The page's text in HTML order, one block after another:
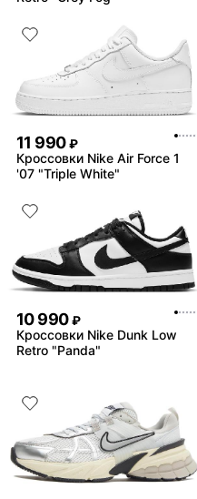
11 990 ₽
Кроссовки Nike Air Force 1
'07 "Triple White"
10 990 ₽
Кроссовки Nike Dunk Low
Retro "Panda"